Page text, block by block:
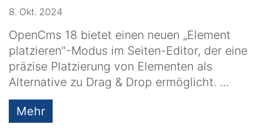
8. Okt. 2024
OpenCms 18 bietet einen neuen „Element
platzieren"-Modus im Seiten-Editor, der eine
präzise Platzierung von Elementen als
Alternative zu Drag & Drop ermöglicht. ...
Mehr